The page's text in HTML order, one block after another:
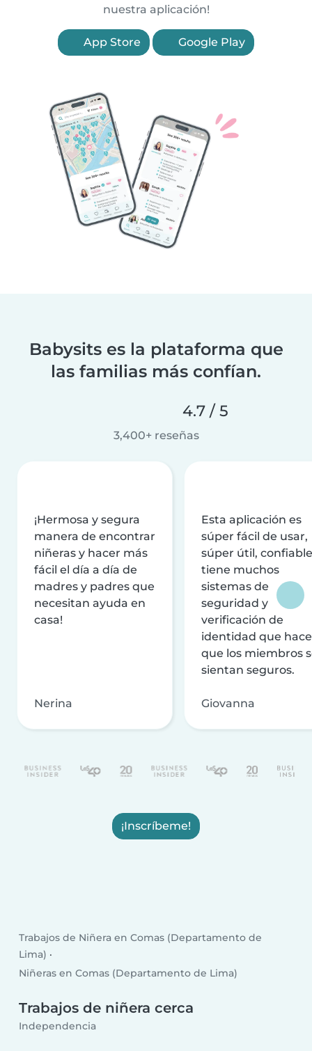
nuestra aplicación!
App Store Google Play
Babysits es la plataforma que
las familias más confían.
4.7 / 5
3,400+ reseñas
¡Hermosa y segura
manera de encontrar
niñeras y hacer más
fácil el día a día de
madres y padres que
necesitan ayuda en
casa!
Nerina
Esta aplicación es
súper fácil de usar,
súper útil,
tiene muchos
sistemas de
seguridad y
verificación de
identidad que
que los miembros
sientan seguros.
Giovanna
¡Inscríbeme!
Trabajos de Niñera en Comas (Departamento de
Lima)
Niñeras en Comas (Departamento de Lima)
Trabajos de niñera cerca
Independencia